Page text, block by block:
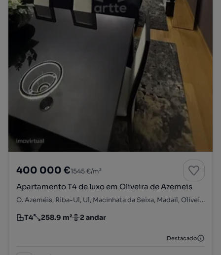
400 000 €1545 €/m²
Apartamento T4 de luxo em Oliveira de Azemeis
O. Azeméis, Riba-Ul, Ul, Macinhata da Seixa, Madail, Oliveira de Azeméis, Aveiro
Tipologia
T4
Preço por metro quadrado
258.9 m²
Andar 2 andar
Destacado